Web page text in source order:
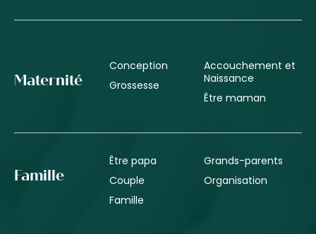
Maternité
Conception
Grossesse
Accouchement et
Naissance
Être maman
Famille
Être papa
Couple
Famille
Grands-parents
Organisation